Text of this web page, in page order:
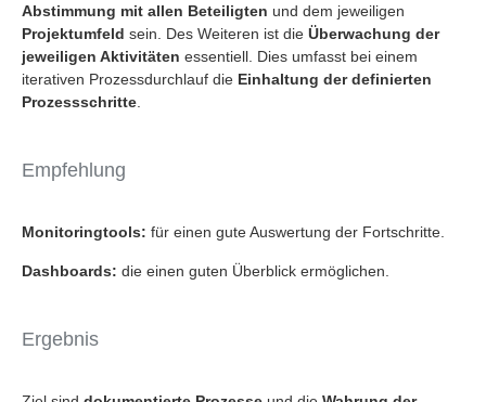
Abstimmung mit allen Beteiligten und dem jeweiligen
Projektumfeld sein. Des Weiteren ist die Überwachung der
jeweiligen Aktivitäten essentiell. Dies umfasst bei einem
iterativen Prozessdurchlauf die Einhaltung der definierten
Prozessschritte
Empfehlung
Monitoringtools: für einen gute Auswertung der Fortschritte.
Dashboards: die einen guten Überblick ermöglichen.
Ergebnis